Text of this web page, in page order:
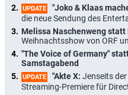
UPDATE "Joko & Klaas
die neue Sendung des
Melissa Naschenweng statt
Weihnachtsshow von ORF
"The Voice of Germany"
Samstagabend
UPDATE "Akte X: Jenseits
Streaming-Premiere für